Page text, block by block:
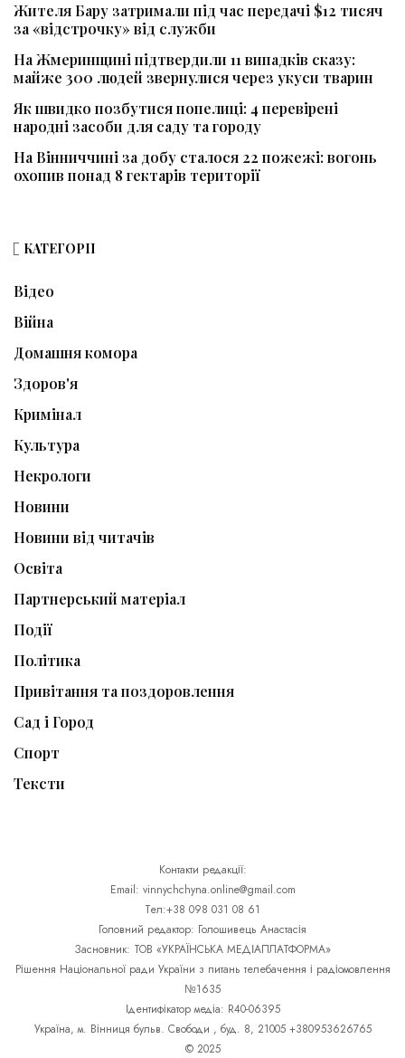
Жителя Бару затримали під час передачі $12 тисяч
за «відстрочку» від служби
На Жмеринщині підтвердили 11 випадків сказу:
майже 300 людей звернулися через укуси тварин
Як швидко позбутися попелиці: 4 перевірені
народні засоби для саду та городу
На Вінниччині за добу сталося 22 пожежі: вогонь
охопив понад 8 гектарів території
КАТЕГОРІЇ
Відео
Війна
Домашня комора
Здоров'я
Кримінал
Культура
Некрологи
Новини
Новини від читачів
Освіта
Партнерський матеріал
Події
Політика
Привітання та поздоровлення
Сад і Город
Спорт
Тексти
Контакти редакції:
Email: vinnychchyna.online@gmail.com
Тел:+38 098 031 08 61
Головний редактор: Голошивець Анастасія
Засновник: ТОВ «УКРАЇНСЬКА МЕДІАПЛАТФОРМА»
Рішення Національної ради України з питань телебачення і радіомовлення
№1635
Ідентифікатор медіа: R40-06395
Україна, м. Вінниця бульв. Свободи , буд. 8, 21005 +380953626765
© 2025